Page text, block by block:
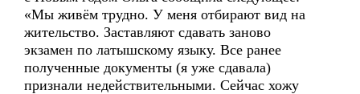
«Мы живём трудно. У меня отбирают вид на
жительство. Заставляют сдавать заново
экзамен по латышскому языку. Все ранее
полученные документы (я уже сдавала)
признали недействительными. Сейчас хожу